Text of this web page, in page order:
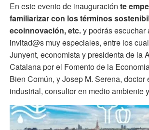
En este evento de inauguración te
familiarizar con los términos
ecoinnovación, etc.y podrás escuchar
invitad@s muy especiales, entre los
Junyent, economista y presidenta de la
Catalana por el Fomento de la
Bien Común, y Josep M. Serena, doctor
industrial, consultor en medio ambiente